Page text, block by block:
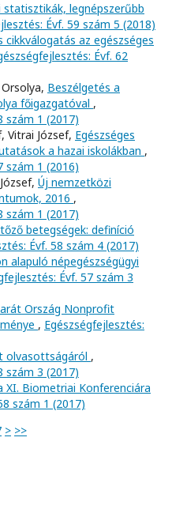
legnépszerűbb
Évf. 59 szám 5 (2018)
cikkválogatás az egészséges
Évf. 62
Beszélgetés a
főigazgatóval ,
szám 1 (2017)
Vitrai József, Egészséges
a hazai iskolákban ,
szám 1 (2016)
Új nemzetközi
2016 ,
szám 1 (2017)
betegségek: definíció
Évf. 58 szám 4 (2017)
alapuló népegészségügyi
Évf. 57 szám 3
Ország Nonprofit
, Egészségfejlesztés:
olvasottságáról ,
szám 3 (2017)
XI. Biometriai Konferenciára
szám 1 (2017)
> >>